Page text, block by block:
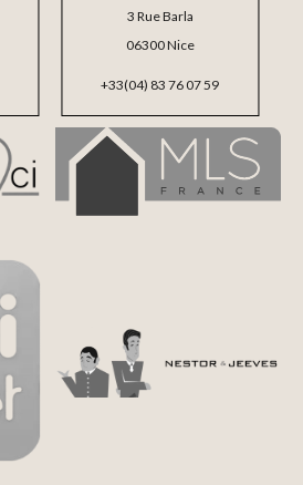
3 Rue Barla
06300 Nice
+33(04) 83 76 07 59